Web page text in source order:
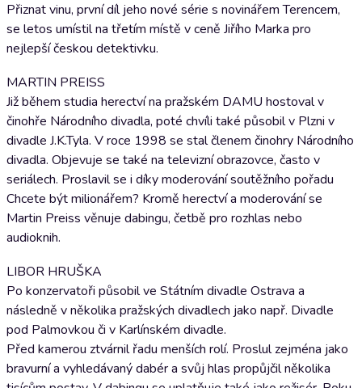
Přiznat vinu, první díl jeho nové série s novinářem Terencem,
se letos umístil na třetím místě v ceně Jiřího Marka pro
nejlepší českou detektivku.
MARTIN PREISS
Již během studia herectví na pražském DAMU hostoval v
činohře Národního divadla, poté chvíli také působil v Plzni v
divadle J.K.Tyla. V roce 1998 se stal členem činohry Národního
divadla. Objevuje se také na televizní obrazovce, často v
seriálech. Proslavil se i díky moderování soutěžního pořadu
Chcete být milionářem? Kromě herectví a moderování se
Martin Preiss věnuje dabingu, četbě pro rozhlas nebo
audioknih.
LIBOR HRUŠKA
Po konzervatoři působil ve Státním divadle Ostrava a
následně v několika pražských divadlech jako např. Divadle
pod Palmovkou či v Karlínském divadle.
Před kamerou ztvárnil řadu menších rolí. Proslul zejména jako
bravurní a vyhledávaný dabér a svůj hlas propůjčil několika